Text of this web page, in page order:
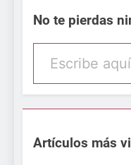
No te pierdas
Escribe aquí tu email
Artículos más